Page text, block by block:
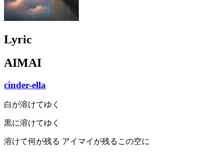
Lyric
AIMAI
cinder-ella
白が溶けてゆく
黒に溶けてゆく
溶けて何が残る アイマイが残るこの空に